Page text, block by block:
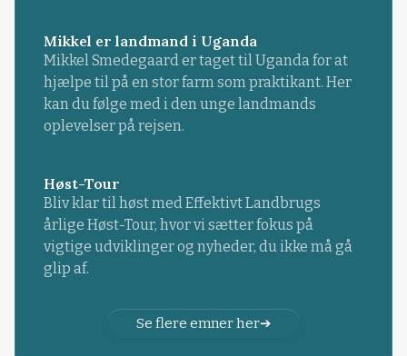
Mikkel er landmand i Uganda
Mikkel Smedegaard er taget til Uganda for at
hjælpe til på en stor farm som praktikant. Her
kan du følge med i den unge landmands
oplevelser på rejsen.
Høst-Tour
Bliv klar til høst med Effektivt Landbrugs
årlige Høst-Tour, hvor vi sætter fokus på
vigtige udviklinger og nyheder, du ikke må gå
glip af.
Se flere emner her